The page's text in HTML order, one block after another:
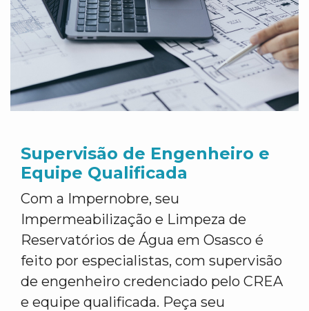
Supervisão de Engenheiro e
Equipe Qualificada
Com a Impernobre, seu
Impermeabilização e Limpeza de
Reservatórios de Água em Osasco é
feito por especialistas, com supervisão
de engenheiro credenciado pelo CREA
e equipe qualificada. Peça seu